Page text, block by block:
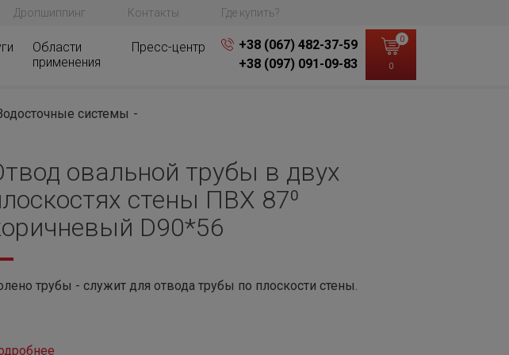
Дропшиппинг Контакты Где купить?
Области
применения
Пресс-центр
+38 (067) 482-37-59
+38 (097) 091-09-83
0
0
системы
овальной трубы в двух
стены ПВХ 87⁰
D90*56
трубы - служит для отвода трубы по плоскости стены.